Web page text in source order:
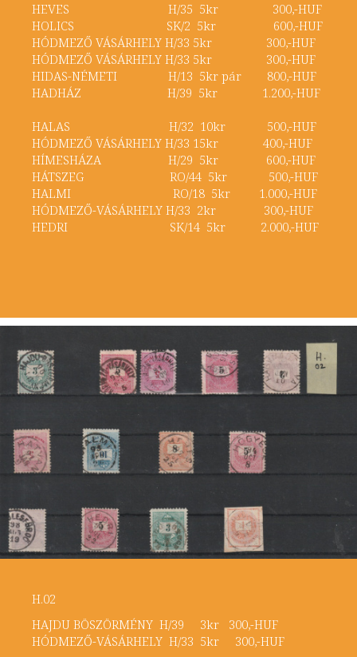
HEVES H/35 5kr 300,-HUF
HOLICS SK/2 5kr 600,-HUF
HÓDMEZŐ VÁSÁRHELY H/33 5kr 300,-HUF
HÓDMEZŐ VÁSÁRHELY H/33 5kr 300,-HUF
HIDAS-NÉMETI H/13 5kr pár 800,-HUF
HADHÁZ H/39 5kr 1.200,-HUF
HALAS H/32 10kr 500,-HUF
HÓDMEZŐ VÁSÁRHELY H/33 15kr 400,-HUF
HÍMESHÁZA H/29 5kr 600,-HUF
HÁTSZEG RO/44 5kr 500,-HUF
HALMI RO/18 5kr 1.000,-HUF
HÓDMEZŐ-VÁSÁRHELY H/33 2kr 300,-HUF
HEDRI SK/14 5kr 2.000,-HUF
H.02
HAJDU BÖSZÖRMÉNY H/39 3kr 300,-HUF
HÓDMEZŐ-VÁSÁRHELY H/33 5kr 300,-HUF